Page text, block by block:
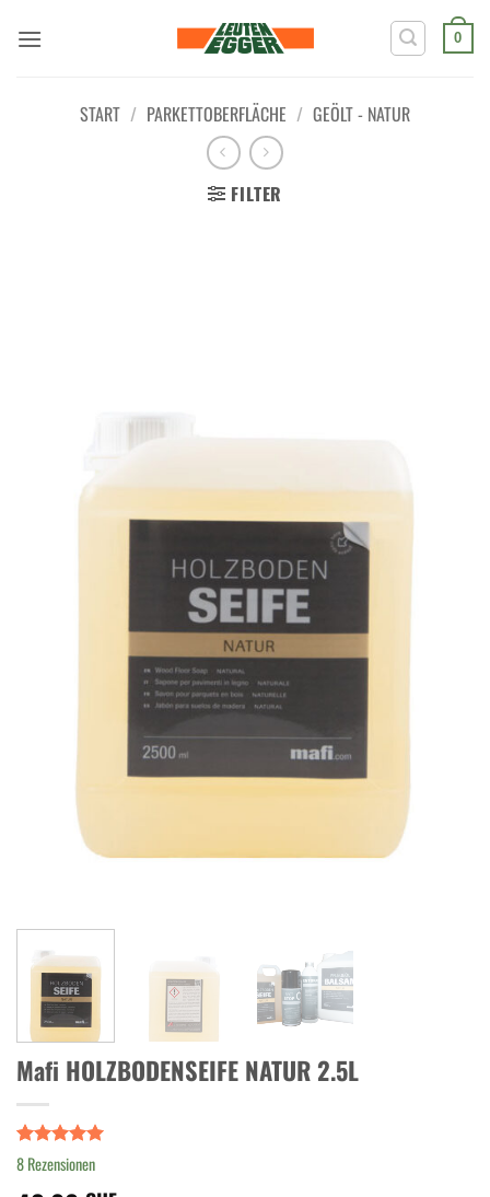
Inhalt
0
START / PARKETTOBERFLÄCHE / GEÖLT - NATUR
FILTER
Mafi HOLZBODENSEIFE NATUR 2.5L
Bewertet
mit5.00
8
8Rezensionen